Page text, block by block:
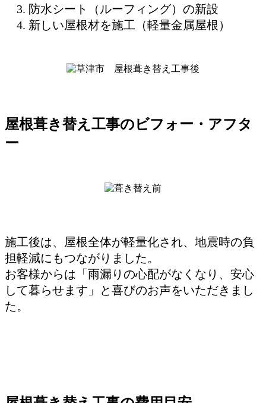
防水シート（ルーフィング）の新設
新しい屋根材を施工（軽量金属屋根）
屋根葺き替え工事のビフォー・アフタ
ー
施工後は、屋根全体が軽量化され、地震時の負
担軽減にもつながりました。
お客様からは「雨漏りの心配がなくなり、安心
して暮らせます」と喜びのお声をいただきまし
た。